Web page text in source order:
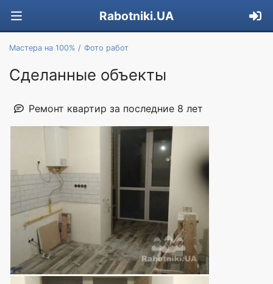
Rabotniki.UA
Мастера на 100% Фото работ
Сделанные объекты
Ремонт квартир за последние 8 лет